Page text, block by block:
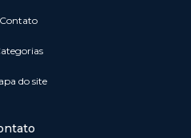
Contato
Categorias
Mapa do site